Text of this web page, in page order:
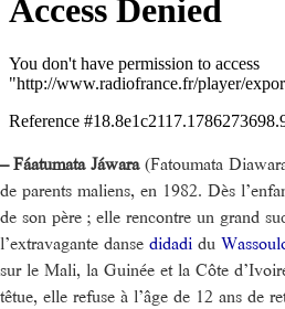
–Fáatumata Jáwara(Fatoumata
de parents maliens, en 1982. Dès
de son père ; elle rencontre un grand
l’extravagante danse didadi du
sur le Mali, la Guinée et la Côte
têtue, elle refuse à l’âge de 12 ans de